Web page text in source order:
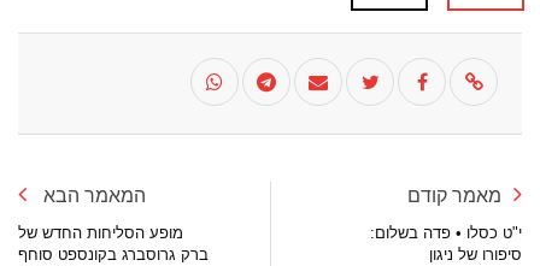
מאמר קודם
י"ט כסלו • פדה בשלום:
סיפורו של ניגון
המאמר הבא
מופע הסליחות החדש של
ברק גרוסברג בקונספט סוחף